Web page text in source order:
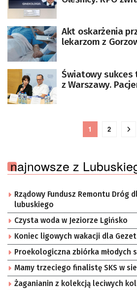
Akt oskarżenia
lekarzom z
Światowy
z Warszawy.
1 2
najnowsze z
Rządowy Fundusz Remontu Dróg
lubuskiego
Czysta woda w Jeziorze Lgińsko
Koniec ligowych wakacji dla
Proekologiczna zbiórka młodych
Mamy trzeciego finalistę SKS w
Żaganianin z kolekcją leciwych